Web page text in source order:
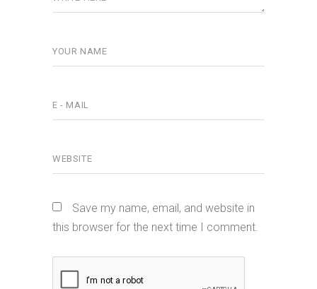
Save my name, email, and website in
this browser for the next time I comment.